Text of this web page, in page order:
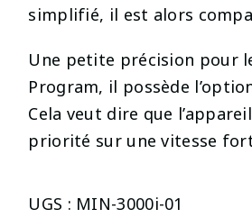
simplifié, il est alors
Une petite précision pour
Program, il possède
Cela veut dire que
priorité sur une vitesse
UGS : MIN-3000i-01